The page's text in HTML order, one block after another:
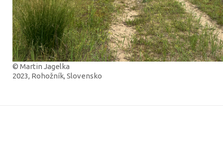
© Martin Jagelka
2023, Rohožník, Slovensko